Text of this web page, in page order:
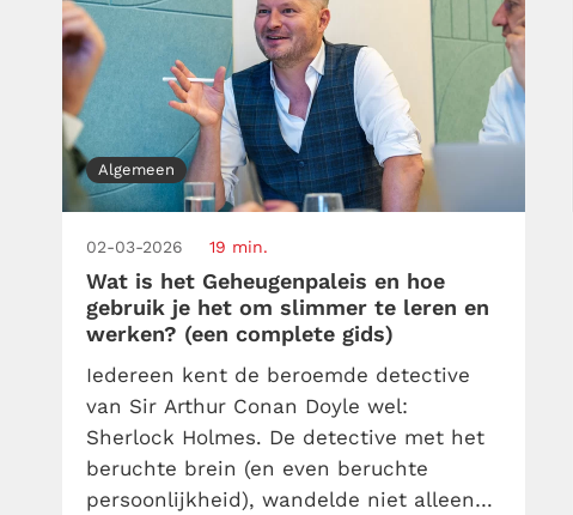
Algemeen
02-03-2026 19 min.
Wat is het Geheugenpaleis en hoe
gebruik je het om slimmer te leren en
werken? (een complete gids)
Iedereen kent de beroemde detective
van Sir Arthur Conan Doyle wel:
Sherlock Holmes. De detective met het
beruchte brein (en even beruchte
persoonlijkheid), wandelde niet alleen